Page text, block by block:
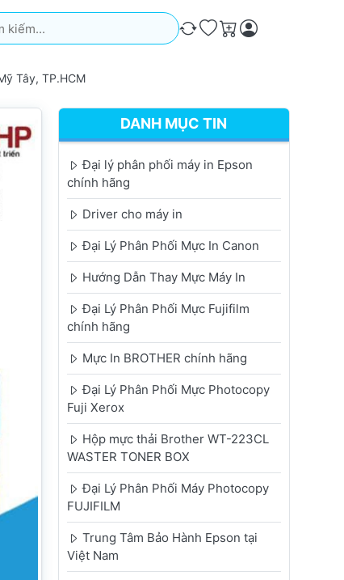
Kết quả sẽ tự động xuất hiện khi bạn nhập. Nhấn phím
So sánh
Ưa thích
Giỏ hàng
Tây, TP.HCM
DANH MỤC TIN
Đại lý phân phối máy in Epson
chính hãng
Driver cho máy in
Đại Lý Phân Phối Mực In Canon
Hướng Dẫn Thay Mực Máy In
Đại Lý Phân Phối Mực Fujifilm
chính hãng
Mực In BROTHER chính hãng
Đại Lý Phân Phối Mực Photocopy
Fuji Xerox
Hộp mực thải Brother WT-223CL
WASTER TONER BOX
Đại Lý Phân Phối Máy Photocopy
FUJIFILM
Trung Tâm Bảo Hành Epson tại
Việt Nam